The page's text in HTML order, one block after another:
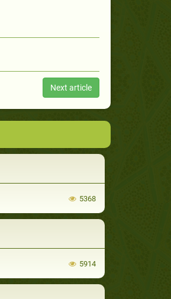
Next article
5368
5914